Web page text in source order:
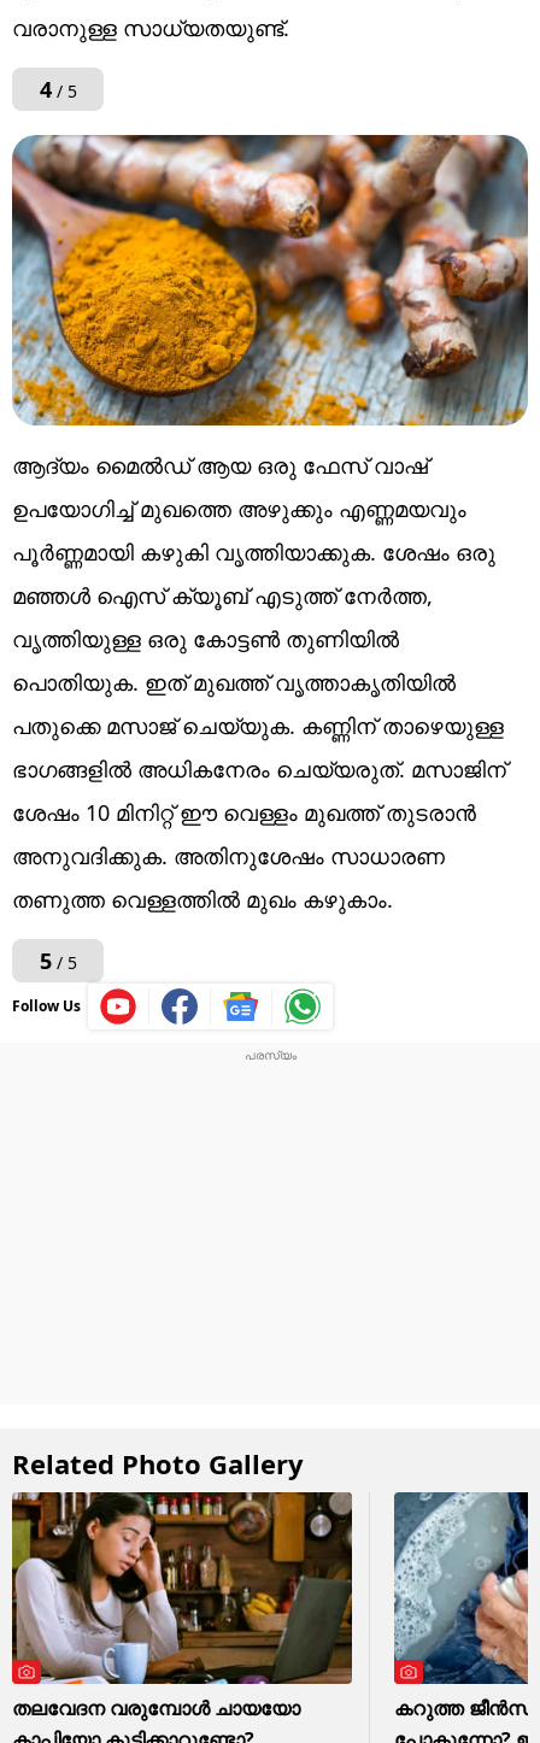
വരാനുള്ള സാധ്യതയുണ്ട്.
4/ 5
ആദ്യം മൈൽഡ് ആയ ഒരു ഫേസ് വാഷ്
ഉപയോഗിച്ച് മുഖത്തെ അഴുക്കും എണ്ണമയവും
പൂർണ്ണമായി കഴുകി വൃത്തിയാക്കുക. ശേഷം ഒരു
മഞ്ഞൾ ഐസ് ക്യൂബ് എടുത്ത് നേർത്ത,
വൃത്തിയുള്ള ഒരു കോട്ടൺ തുണിയിൽ
പൊതിയുക. ഇത് മുഖത്ത് വൃത്താകൃതിയിൽ
പതുക്കെ മസാജ് ചെയ്യുക. കണ്ണിന് താഴെയുള്ള
ഭാഗങ്ങളിൽ അധികനേരം ചെയ്യരുത്. മസാജിന്
ശേഷം 10 മിനിറ്റ് ഈ വെള്ളം മുഖത്ത് തുടരാൻ
അനുവദിക്കുക. അതിനുശേഷം സാധാരണ
തണുത്ത വെള്ളത്തിൽ മുഖം കഴുകാം.
5/ 5
Follow Us
Related Photo Gallery
തലവേദന വരുമ്പോൾ ചായയോ
കറുത്ത ജീൻസ്